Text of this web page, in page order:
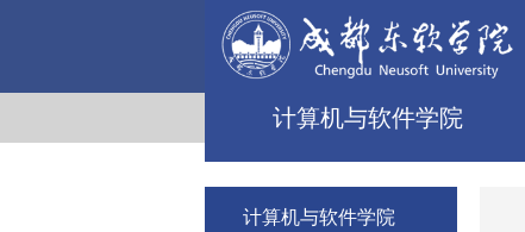
计算机与软件学院
计算机与软件学院